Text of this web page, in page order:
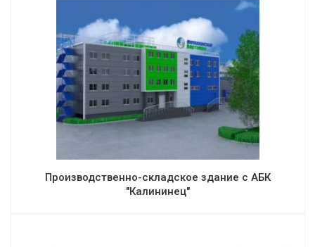
Производственно-складское здание с АБК
"Калининец"